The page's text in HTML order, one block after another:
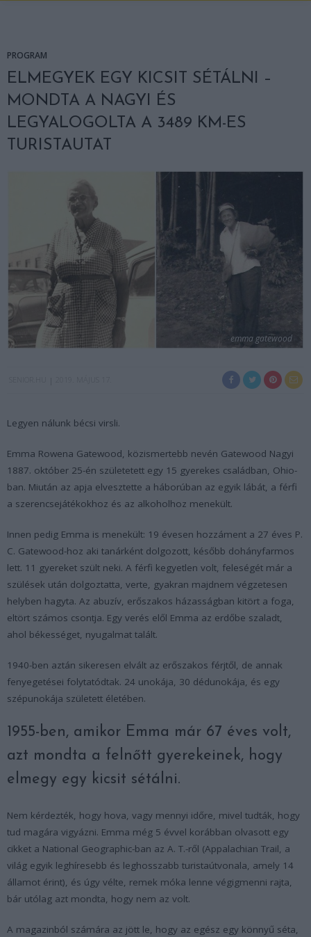
PROGRAM
ELMEGYEK EGY KICSIT SÉTÁLNI –
MONDTA A NAGYI ÉS
LEGYALOGOLTA A 3489 KM-ES
TURISTAUTAT
emma gatewood
Legyen nálunk bécsi virsli.
Emma Rowena Gatewood, közismertebb nevén Gatewood Nagyi
1887. október 25-én születetett egy 15 gyerekes családban, Ohio-
ban. Miután az apja elvesztette a háborúban az egyik lábát, a férfi
a szerencsejátékokhoz és az alkoholhoz menekült.
Innen pedig Emma is menekült: 19 évesen hozzáment a 27 éves P.
C. Gatewood-hoz aki tanárként dolgozott, később dohányfarmos
lett. 11 gyereket szült neki. A férfi kegyetlen volt, feleségét már a
szülések után dolgoztatta, verte, gyakran majdnem végzetesen
helyben hagyta. Az abuzív, erőszakos házasságban kitört a foga,
eltört számos csontja. Egy verés elől Emma az erdőbe szaladt,
ahol békességet, nyugalmat talált.
1940-ben aztán sikeresen elvált az erőszakos férjtől, de annak
fenyegetései folytatódtak. 24 unokája, 30 dédunokája, és egy
szépunokája született életében.
1955-ben, amikor Emma már 67 éves volt,
azt mondta a felnőtt gyerekeinek, hogy
elmegy egy kicsit sétálni.
Nem kérdezték, hogy hova, vagy mennyi időre, mivel tudták, hogy
tud magára vigyázni. Emma még 5 évvel korábban olvasott egy
cikket a National Geographic-ban az A. T.-ről (Appalachian Trail, a
világ egyik leghíresebb és leghosszabb turistaútvonala, amely 14
államot érint), és úgy vélte, remek móka lenne végigmenni rajta,
bár utólag azt mondta, hogy nem az volt.
A magazinból számára az jött le, hogy az egész egy könnyű séta,